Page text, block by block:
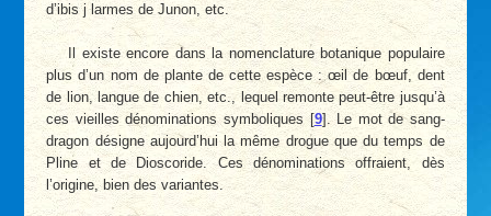
d’ibis j larmes de Junon, etc.
Il existe encore dans la nomenclature botanique populaire
plus d’un nom de plante de cette espèce : œil de bœuf, dent
de lion, langue de chien, etc., lequel remonte peut-être jusqu’à
ces vieilles dénominations symboliques [9] . Le mot de sang-
dragon désigne aujourd’hui la même drogue que du temps de
Pline et de Dioscoride. Ces dénominations offraient, dès
l’origine, bien des variantes.